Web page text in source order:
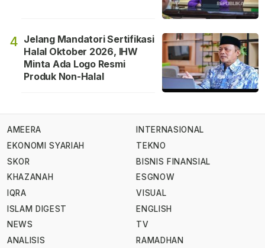
4 Jelang Mandatori Sertifikasi
Halal Oktober 2026, IHW
Minta Ada Logo Resmi
Produk Non-Halal
AMEERA
EKONOMI SYARIAH
SKOR
KHAZANAH
IQRA
ISLAM DIGEST
NEWS
ANALISIS
INTERNASIONAL
TEKNO
BISNIS FINANSIAL
ESGNOW
VISUAL
ENGLISH
TV
RAMADHAN